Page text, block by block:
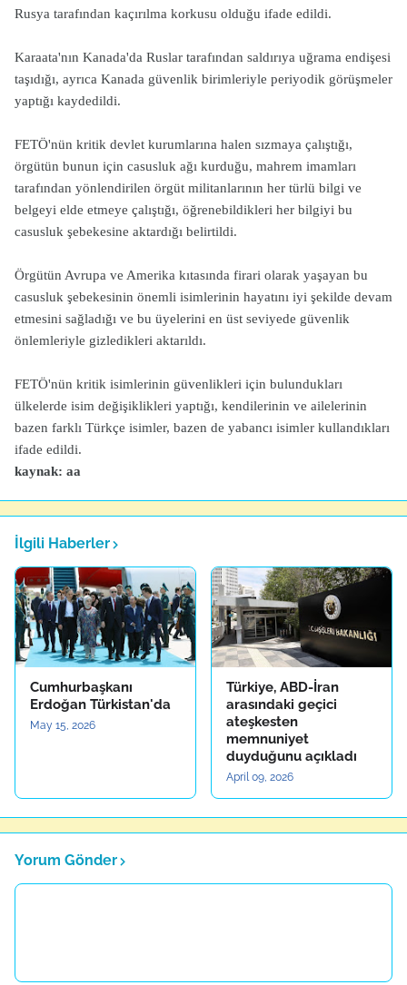
Rusya tarafından kaçırılma korkusu olduğu ifade edildi.
Karaata'nın Kanada'da Ruslar tarafından saldırıya uğrama endişesi
taşıdığı, ayrıca Kanada güvenlik birimleriyle periyodik görüşmeler
yaptığı kaydedildi.
FETÖ'nün kritik devlet kurumlarına halen sızmaya çalıştığı,
örgütün bunun için casusluk ağı kurduğu, mahrem imamları
tarafından yönlendirilen örgüt militanlarının her türlü bilgi ve
belgeyi elde etmeye çalıştığı, öğrenebildikleri her bilgiyi bu
casusluk şebekesine aktardığı belirtildi.
Örgütün Avrupa ve Amerika kıtasında firari olarak yaşayan bu
casusluk şebekesinin önemli isimlerinin hayatını iyi şekilde devam
etmesini sağladığı ve bu üyelerini en üst seviyede güvenlik
önlemleriyle gizledikleri aktarıldı.
FETÖ'nün kritik isimlerinin güvenlikleri için bulundukları
ülkelerde isim değişiklikleri yaptığı, kendilerinin ve ailelerinin
bazen farklı Türkçe isimler, bazen de yabancı isimler kullandıkları
ifade edildi.
kaynak: aa
İlgili Haberler
Cumhurbaşkanı
Erdoğan Türkistan'da
May 15, 2026
Türkiye, ABD-İran
arasındaki geçici
ateşkesten
memnuniyet
duyduğunu açıkladı
April 09, 2026
Yorum Gönder